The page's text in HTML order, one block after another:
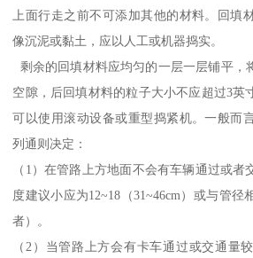
上面行走之前不可添加其他的材料。回填
像沉泥或黏土，应以人工或机器捣实。
剩余的回填材料应均匀的一层一层铺平，
空隙，后回填材料的粒子大小不应超过3英
可以使用滚动设备或重型捣紧机。一般而
列通则决定：
（1）在管路上方地面不会有车辆通过或
度建议小应为12~18（31~46cm）或与管径
者）。
（2）当管路上方会有卡车通过或交通量